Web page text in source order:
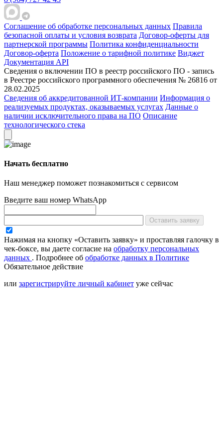
Соглашение об обработке персональных данных Правила
безопасной оплаты и условия возврата Договор-оферты для
партнерской программы Политика конфиденциальности
Договор-оферта Положение о тарифной политике Виджет
Документация API
Сведения о включении ПО в реестр российского ПО - запись
в Реестре российского программного обеспечения № 26816 от
28.02.2025
Сведения об аккредитованной ИТ-компании Информация о
реализуемых продуктах, оказываемых услугах Данные о
наличии исключительного права на ПО Описание
технологического стека
Начать бесплатно
Наш менеджер поможет познакомиться с сервисом
Введите ваш номер WhatsApp
Оставить заявку
Нажимая на кнопку «Оставить заявку» и проставляя галочку в
чек-боксе, вы даете согласие на обработку персональных
данных . Подробнее об обработке данных в Политике
Обязательное действие
или зарегистрируйте личный кабинет уже сейчас